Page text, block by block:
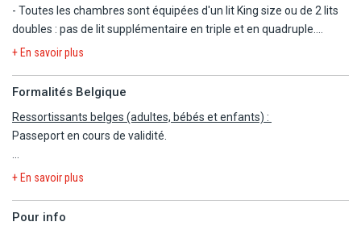
- Toutes les chambres sont équipées d'un lit King size ou de 2 lits
doubles : pas de lit supplémentaire en triple et en quadruple.
- Prêt de serviette de plage et de piscine.
- L'hôtel est adapté aux personnes à mobilité réduite (quelques
disponibilité).
- Les animaux de compagnie ne sont pas admis.
- Hôtel entièrement rénové durant l'été 2024.
- COURANT ELECTRIQUE : 110V et 60Hz. Type A et B. Adaptateur
+ En savoir plus
Formalités Belgique
Ressortissants belges (adultes, bébés et enfants) :
Passeport en cours de validité.
IMPORTANT :
un formulaire qui doit obligatoirement être rempli avant votre
+ En savoir plus
Pour info